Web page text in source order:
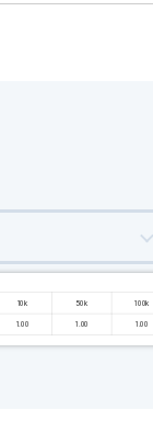
10k 50k 100k
1.00 1.00 1.00